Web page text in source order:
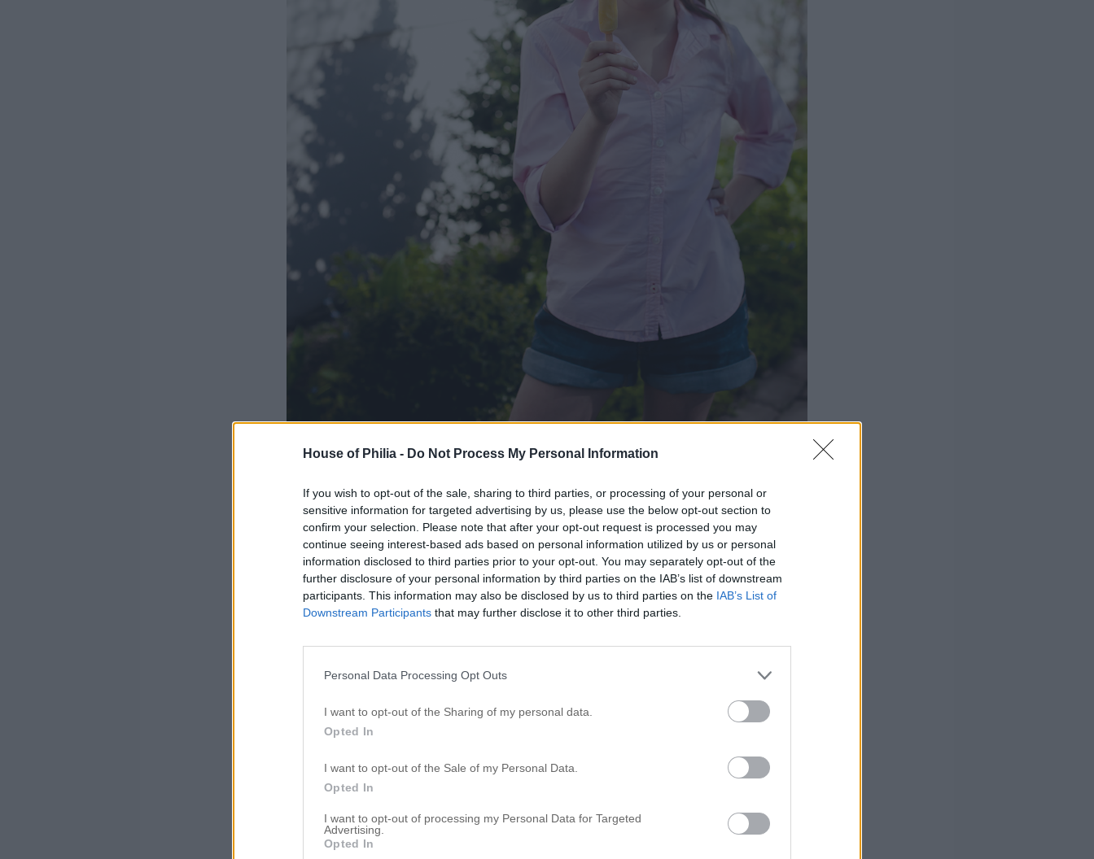
House of Philia - Do Not Process My Personal Information
If you wish to opt-out of the sale, sharing to third parties, or processing of your personal or
sensitive information for targeted advertising by us, please use the below opt-out section to
confirm your selection. Please note that after your opt-out request is processed you may
continue seeing interest-based ads based on personal information utilized by us or personal
information disclosed to third parties prior to your opt-out. You may separately opt-out of the
further disclosure of your personal information by third parties on the IAB’s list of downstream
participants. This information may also be disclosed by us to third parties on the IAB’s List of
Downstream Participants that may further disclose it to other third parties.
Personal Data Processing Opt Outs
I want to opt-out of the Sharing of my personal data.
Opted In
I want to opt-out of the Sale of my Personal Data.
Opted In
I want to opt-out of processing my Personal Data for Targeted
Advertising.
Opted In
.
Sommartjej äter glass i april!
Tjingeling!